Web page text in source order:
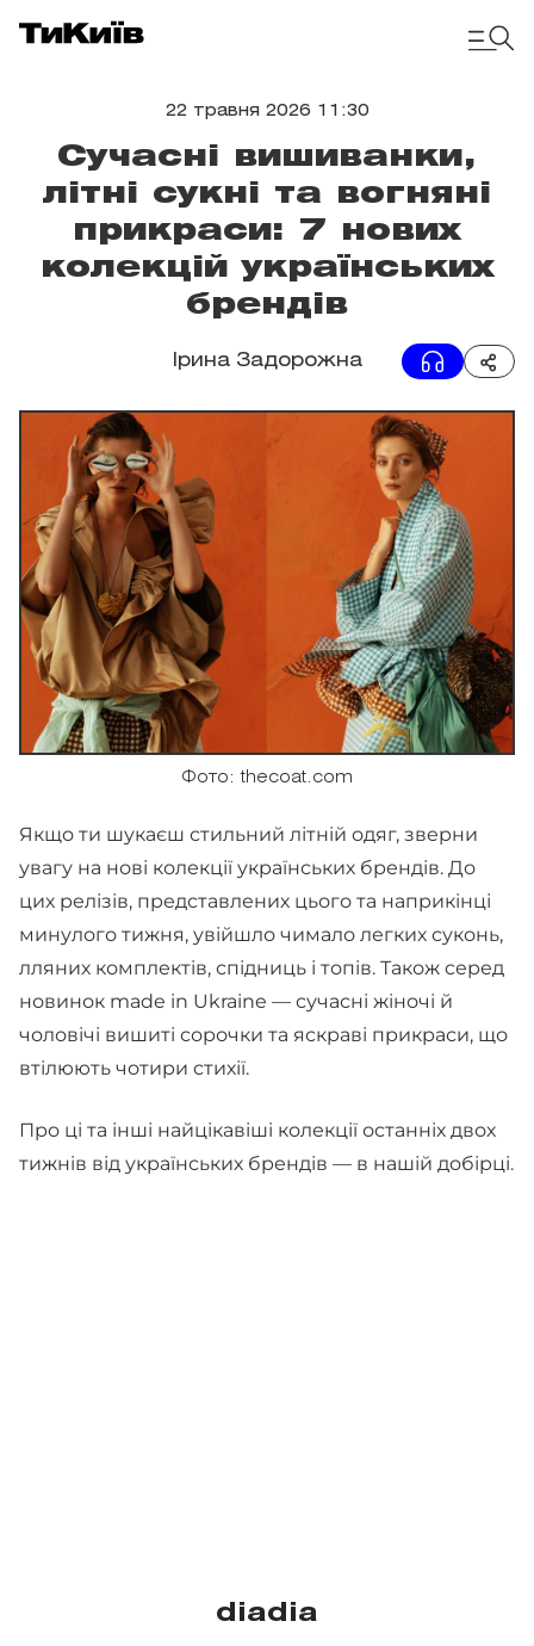
22 травня 2026 11:30
Сучасні вишиванки,
літні сукні та вогняні
прикраси: 7 нових
колекцій українських
брендів
Ірина Задорожна
Фото: thecoat.com
Якщо ти шукаєш стильний літній одяг, зверни
увагу на нові колекції українських брендів. До
цих релізів, представлених цього та наприкінці
минулого тижня, увійшло чимало легких суконь,
лляних комплектів, спідниць і топів. Також серед
новинок made in Ukraine — сучасні жіночі й
чоловічі вишиті сорочки та яскраві прикраси, що
втілюють чотири стихії.
Про ці та інші найцікавіші колекції останніх двох
тижнів від українських брендів — в нашій добірці.
diadia